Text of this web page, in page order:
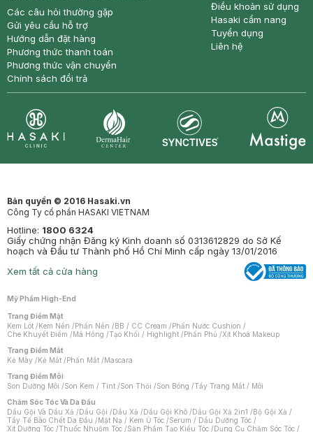
Các câu hỏi thường gặp
Gửi yêu cầu hỗ trợ
Hướng dẫn đặt hàng
Phương thức thanh toán
Phương thức vận chuyển
Chính sách đổi trả
Điều khoản sử dụng
Hasaki cẩm nang
Tuyển dụng
Liên hệ
Bản quyền © 2016 Hasaki.vn
Công Ty cổ phần HASAKI VIETNAM
Hotline: 1800 6324
Giấy chứng nhận Đăng ký Kinh doanh số 0313612829 do Sở Kế
hoạch và Đầu tư Thành phố Hồ Chí Minh cấp ngày 13/01/2016
Xem tất cả cửa hàng
Mỹ Phẩm High-End
Trang Điểm Mặt
Kem Lót /Kem Nền /Phấn Nền /BB / CC Cream /Phấn Nước Cushion /
Che Khuyết Điểm /Má Hồng /Tạo Khối / Highlight /Phấn Phủ /Xịt Khoá Makeup
Trang Điểm Mắt
Kẻ Mày /Kẻ Mắt /Phấn Mắt /Mascara
Trang Điểm Môi
Son Dưỡng Môi /Son Kem / Tint /Son Thỏi /Son Bóng /Tẩy Trang Mắt / Môi
Chăm Sóc Tóc Và Da Đầu
Dầu Gội Và Dầu Xả /Dầu Gội /Dầu Xả /Dầu Gội Khô /Dầu Gội Xả 2in1 /Bộ Gội Xả /
Tẩy Tế Bào Chết Da Đầu /Mặt Nạ / Kem Ủ Tóc /Serum / Dầu Dưỡng Tóc /
Xịt Dưỡng Tóc /Thuốc Nhuộm Tóc /Sản Phẩm Tạo Kiểu Tóc /Dụng Cụ Chăm Sóc Tóc /